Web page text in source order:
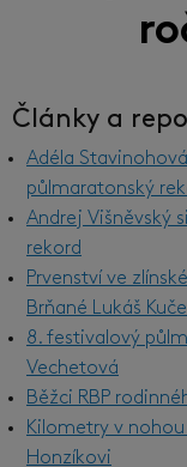
Články a
Adéla
půlmaratonský
Andrej Višněvský
rekord
Prvenství ve
Brňané Lukáš
8. festivalový
Vechetová
Běžci RBP
Kilometry v
Honzíkovi